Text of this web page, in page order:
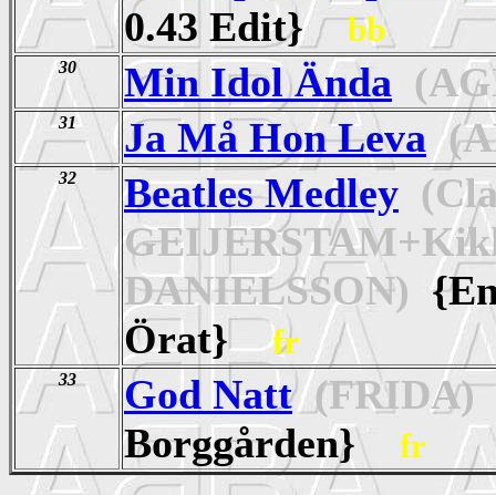
0.43 Edit}bb
30 Min Idol Ända
31 Ja Må Hon Leva
32 Beatles Medley
DANIELSSON)
Örat}fr
33 God Natt(FRIDA)
Borggården} fr